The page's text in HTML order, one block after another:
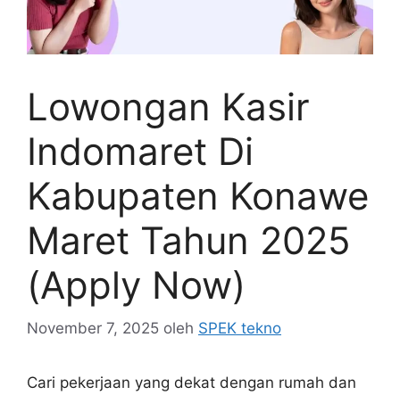
Lowongan Kasir
Indomaret Di
Kabupaten Konawe
Maret Tahun 2025
(Apply Now)
November 7, 2025 oleh SPEK tekno
Cari pekerjaan yang dekat dengan rumah dan